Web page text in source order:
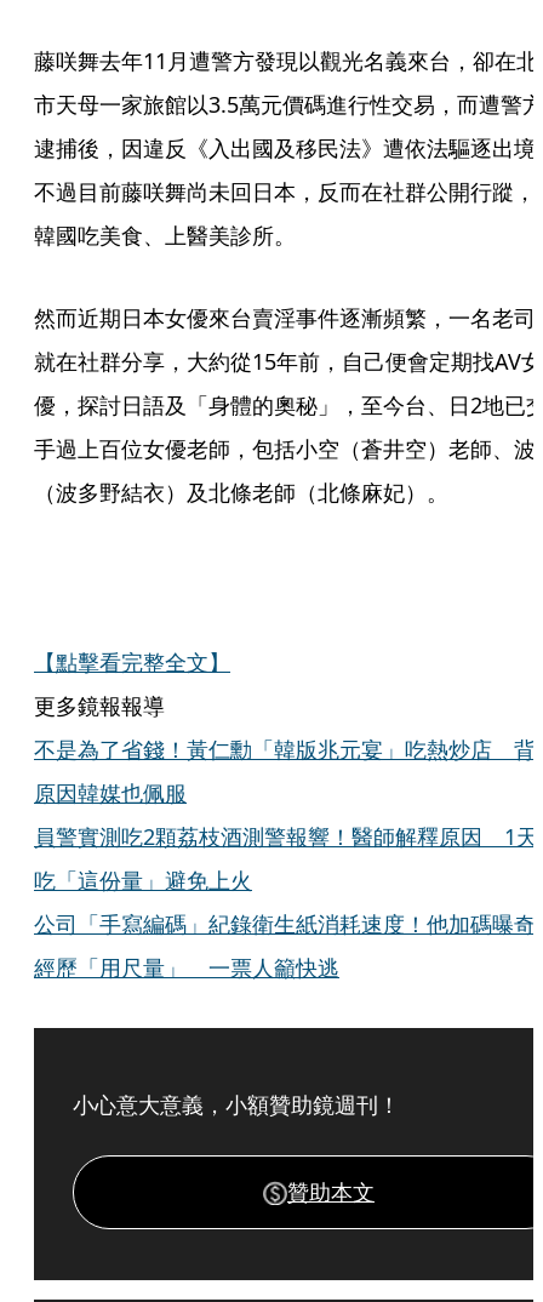
藤咲舞去年11月遭警方發現以觀光名義來台，卻在北
市天母一家旅館以3.5萬元價碼進行性交易，而遭警方
逮捕後，因違反《入出國及移民法》遭依法驅逐出境
不過目前藤咲舞尚未回日本，反而在社群公開行蹤，
韓國吃美食、上醫美診所。
然而近期日本女優來台賣淫事件逐漸頻繁，一名老司
就在社群分享，大約從15年前，自己便會定期找AV女
優，探討日語及「身體的奧秘」，至今台、日2地已
手過上百位女優老師，包括小空（蒼井空）老師、波
（波多野結衣）及北條老師（北條麻妃）。
【點擊看完整全文】
更多鏡報報導
不是為了省錢！黃仁勳「韓版兆元宴」吃熱炒店 背
原因韓媒也佩服
員警實測吃2顆荔枝酒測警報響！醫師解釋原因 1天
吃「這份量」避免上火
公司「手寫編碼」紀錄衛生紙消耗速度！他加碼曝奇
經歷「用尺量」 一票人籲快逃
小心意大意義，小額贊助鏡週刊！
贊助本文